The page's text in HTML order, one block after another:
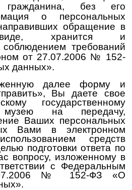
без его
о персональных
обращение в
виде, хранится и
требований
от 27.07.2006 № 152-
данных».
далее форму и
Вы даете свое
государственному
музею на передачу,
Ваших персональных
Вами в электронном
средств
подготовки ответа по
вопросу, изложенному в
с Федеральным
№ 152-ФЗ «О